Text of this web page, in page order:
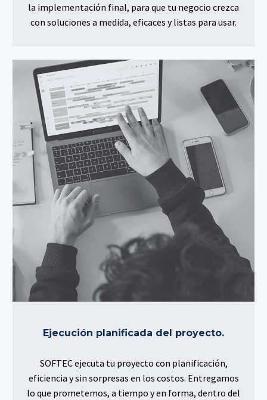
la implementación final, para que tu negocio crezca
con soluciones a medida, eficaces y listas para usar.
Ejecución planificada del proyecto.
SOFTEC ejecuta tu proyecto con planificación,
eficiencia y sin sorpresas en los costos. Entregamos
lo que prometemos, a tiempo y en forma, dentro del